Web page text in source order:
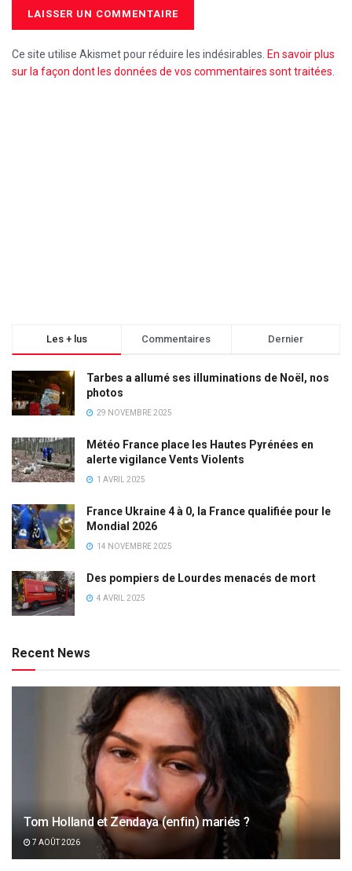
Ce site utilise Akismet pour réduire les indésirables. En savoir plus
sur la façon dont les données de vos commentaires sont traitées.
Les + lus Commentaires Dernier
Tarbes a allumé ses illuminations de Noël, nos
photos
29 NOVEMBRE 2025
Météo France place les Hautes Pyrénées en
alerte vigilance Vents Violents
1 AVRIL 2025
France Ukraine 4 à 0, la France qualifiée pour le
Mondial 2026
14 NOVEMBRE 2025
Des pompiers de Lourdes menacés de mort
4 AVRIL 2025
Recent News
Tom Holland et Zendaya (enfin) mariés ?
7 AOÛT 2026